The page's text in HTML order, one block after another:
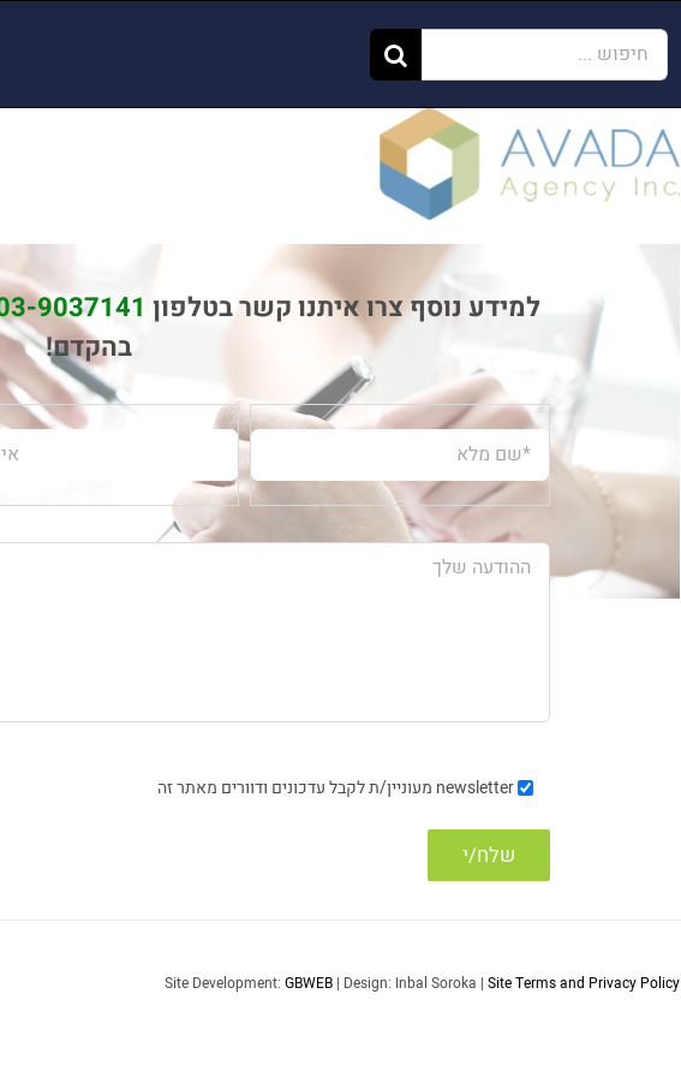
חיפוש...
למידע נוסף צרו איתנו קשר בטלפון 9037141
בהקדם!
newsletter מעוניין/ת לקבל עדכונים ודוורים מאתר זה
Site Development: GBWEB | Design: Inbal Soroka | Site Terms and Privacy Policy